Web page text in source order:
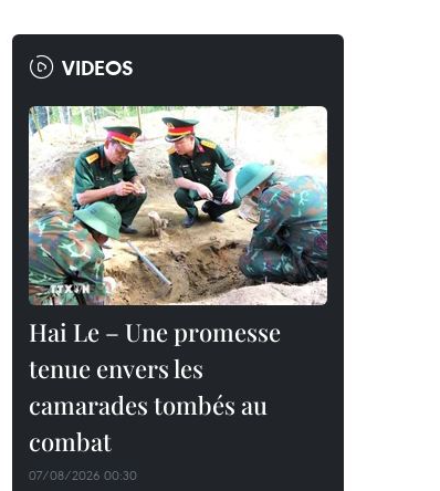
VIDEOS
Hai Le – Une promesse
tenue envers les
camarades tombés au
combat
07/08/2026 00:30